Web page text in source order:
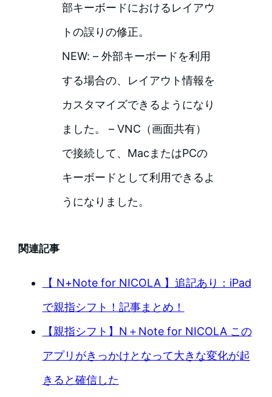
部キーボードにおけるレイアウ
トの誤りの修正。
NEW: – 外部キーボードを利用
する場合の、レイアウト情報を
カスタマイズできるようになり
ました。 – VNC（画面共有）
で接続して、MacまたはPCの
キーボードとして利用できるよ
うになりました。
関連記事
【 N+Note for NICOLA 】追記あり：iPad
で親指シフト！記事まとめ！
【親指シフト】N＋Note for NICOLA この
アプリがきっかけとなって大きな変化が起
きると確信した